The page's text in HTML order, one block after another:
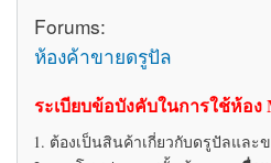
Forums:
ห้องค้าขายดรูปัล
ระเบียบข้อบังคับในการใช้ห้อง
ต้องเป็นสินค้าเกี่ยวกับดรูปัลและ